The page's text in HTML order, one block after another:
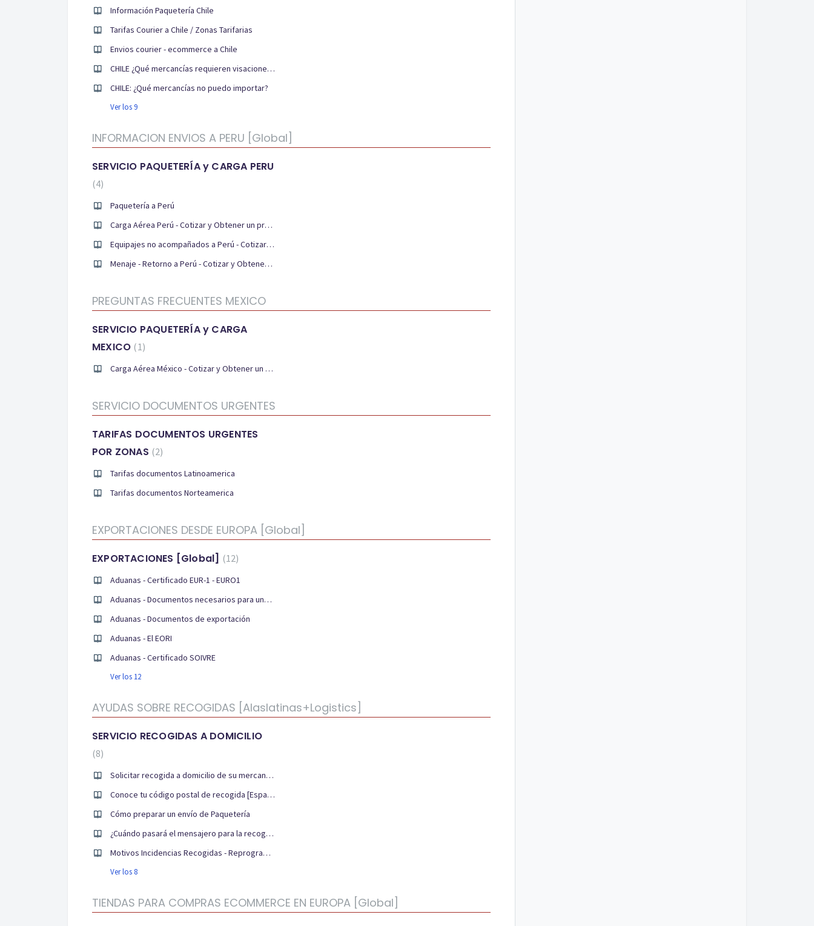
Información Paquetería Chile
Tarifas Courier a Chile / Zonas Tarifarias
Envios courier - ecommerce a Chile
CHILE ¿Qué mercancías requieren visaciones, certificaciones o vistos buenos para su importación?
CHILE: ¿Qué mercancías no puedo importar?
Ver los 9
INFORMACION ENVIOS A PERU [Global]
SERVICIO PAQUETERÍA y CARGA PERU
4
Paquetería a Perú
Carga Aérea Perú - Cotizar y Obtener un presupuesto
Equipajes no acompañados a Perú - Cotizar y Obtener un presupuesto
Menaje - Retorno a Perú - Cotizar y Obtener un presupuesto
PREGUNTAS FRECUENTES MEXICO
SERVICIO PAQUETERÍA y CARGA
MEXICO 1
Carga Aérea México - Cotizar y Obtener un presupuesto
SERVICIO DOCUMENTOS URGENTES
TARIFAS DOCUMENTOS URGENTES
POR ZONAS 2
Tarifas documentos Latinoamerica
Tarifas documentos Norteamerica
EXPORTACIONES DESDE EUROPA [Global]
EXPORTACIONES [Global] 12
Aduanas - Certificado EUR-1 - EURO1
Aduanas - Documentos necesarios para una exportación
Aduanas - Documentos de exportación
Aduanas - El EORI
Aduanas - Certificado SOIVRE
Ver los 12
AYUDAS SOBRE RECOGIDAS [Alaslatinas+Logistics]
SERVICIO RECOGIDAS A DOMICILIO
8
Solicitar recogida a domicilio de su mercancía
Conoce tu código postal de recogida [España]
Cómo preparar un envío de Paquetería
¿Cuándo pasará el mensajero para la recogida?
Motivos Incidencias Recogidas - Reprogramar recogida
Ver los 8
TIENDAS PARA COMPRAS ECOMMERCE EN EUROPA [Global]